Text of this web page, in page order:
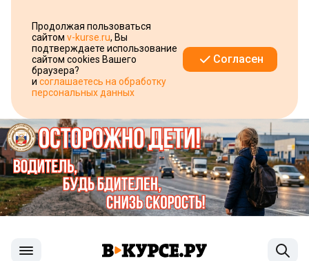
Продолжая пользоваться
сайтом v-kurse.ru, Вы
подтверждаете использование
сайтом cookies Вашего
браузера?
и соглашаетесь на обработку
персональных данных
Согласен